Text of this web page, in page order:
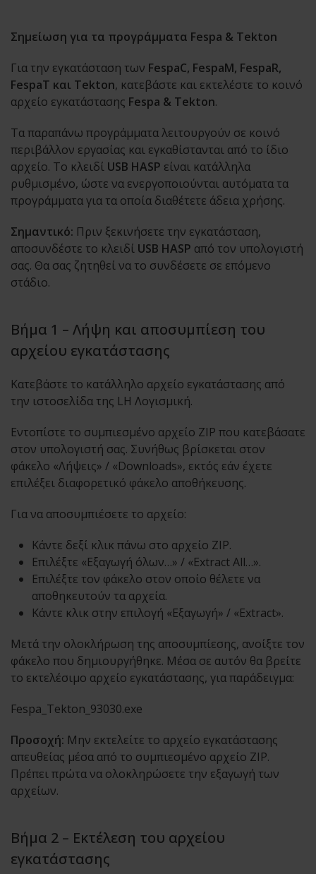
Σημείωση για τα προγράμματα Fespa & Tekton
Για την εγκατάσταση των FespaC, FespaM, FespaR,
FespaT και Tekton, κατεβάστε και εκτελέστε το κοινό
αρχείο εγκατάστασης Fespa & Tekton.
Τα παραπάνω προγράμματα λειτουργούν σε κοινό
περιβάλλον εργασίας και εγκαθίστανται από το ίδιο
αρχείο. Το κλειδί USB HASP είναι κατάλληλα
ρυθμισμένο, ώστε να ενεργοποιούνται αυτόματα τα
προγράμματα για τα οποία διαθέτετε άδεια χρήσης.
Σημαντικό: Πριν ξεκινήσετε την εγκατάσταση,
αποσυνδέστε το κλειδί USB HASP από τον υπολογιστή
σας. Θα σας ζητηθεί να το συνδέσετε σε επόμενο
στάδιο.
Βήμα 1 – Λήψη και αποσυμπίεση του
αρχείου εγκατάστασης
Κατεβάστε το κατάλληλο αρχείο εγκατάστασης από
την ιστοσελίδα της LH Λογισμική.
Εντοπίστε το συμπιεσμένο αρχείο ZIP που κατεβάσατε
στον υπολογιστή σας. Συνήθως βρίσκεται στον
φάκελο «Λήψεις» / «Downloads», εκτός εάν έχετε
επιλέξει διαφορετικό φάκελο αποθήκευσης.
Για να αποσυμπιέσετε το αρχείο:
Κάντε δεξί κλικ πάνω στο αρχείο ZIP.
Επιλέξτε «Εξαγωγή όλων…» / «Extract All…».
Επιλέξτε τον φάκελο στον οποίο θέλετε να
αποθηκευτούν τα αρχεία.
Κάντε κλικ στην επιλογή «Εξαγωγή» / «Extract».
Μετά την ολοκλήρωση της αποσυμπίεσης, ανοίξτε τον
φάκελο που δημιουργήθηκε. Μέσα σε αυτόν θα βρείτε
το εκτελέσιμο αρχείο εγκατάστασης, για παράδειγμα:
Fespa_Tekton_93030.exe
Προσοχή: Μην εκτελείτε το αρχείο εγκατάστασης
απευθείας μέσα από το συμπιεσμένο αρχείο ZIP.
Πρέπει πρώτα να ολοκληρώσετε την εξαγωγή των
αρχείων.
Βήμα 2 – Εκτέλεση του αρχείου
εγκατάστασης